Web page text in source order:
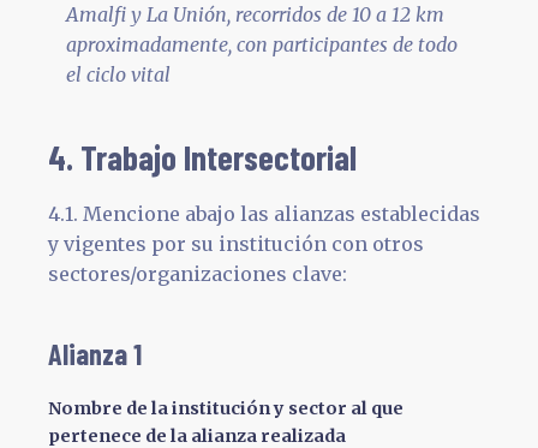
Amalfi y La Unión, recorridos de 10 a 12 km
aproximadamente, con participantes de todo
el ciclo vital
4. Trabajo Intersectorial
4.1. Mencione abajo las alianzas establecidas
y vigentes por su institución con otros
sectores/organizaciones clave:
Alianza 1
Nombre de la institución y sector al que
pertenece de la alianza realizada